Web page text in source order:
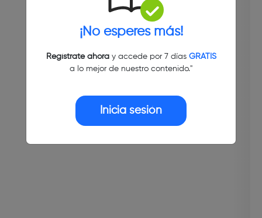
¡No esperes más!
Regístrate ahoray accede por 7 días GRATIS
a lo mejor de nuestro contenido."
Inicia sesión